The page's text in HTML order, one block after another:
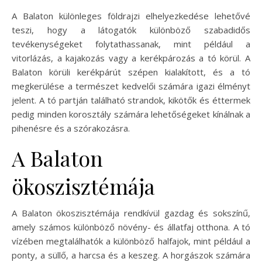
A Balaton különleges földrajzi elhelyezkedése lehetővé
teszi, hogy a látogatók különböző szabadidős
tevékenységeket folytathassanak, mint például a
vitorlázás, a kajakozás vagy a kerékpározás a tó körül. A
Balaton körüli kerékpárút szépen kialakított, és a tó
megkerülése a természet kedvelői számára igazi élményt
jelent. A tó partján található strandok, kikötők és éttermek
pedig minden korosztály számára lehetőségeket kínálnak a
pihenésre és a szórakozásra.
A Balaton
ökoszisztémája
A Balaton ökoszisztémája rendkívül gazdag és sokszínű,
amely számos különböző növény- és állatfaj otthona. A tó
vízében megtalálhatók a különböző halfajok, mint például a
ponty, a süllő, a harcsa és a keszeg. A horgászok számára